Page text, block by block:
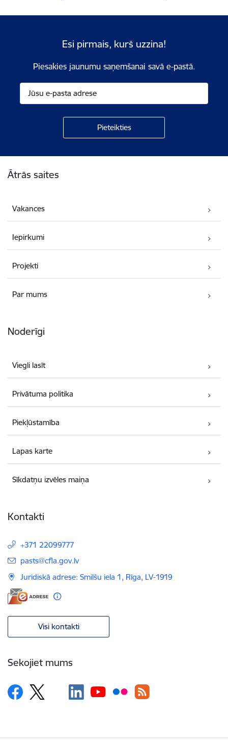
Esi pirmais, kurš uzzina!
Piesakies jaunumu saņemšanai savā e-pastā.
Ātrās saites
Vakances
Iepirkumi
Projekti
Par mums
Noderīgi
Viegli lasīt
Privātuma politika
Piekļūstamība
Lapas karte
Sīkdatņu izvēles maiņa
Kontakti
+371 22099777
E-pasts:
pasts@cfla.gov.lv
Juridiskā adrese: Smilšu iela 1, Rīga, LV-1919
Visi kontakti
Sekojiet mums